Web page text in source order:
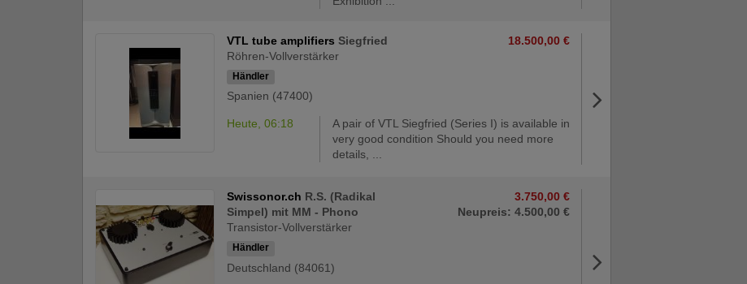
VTL tube amplifiersSiegfried
Röhren-Vollverstärker
Händler
Spanien (47400)
18.500,00 €
Heute, 06:18
A pair of VTL Siegfried (Series I) is available in
very good condition Should you need more
details, ...
Swissonor.ch R.S. (Radikal
Simpel) mit MM - Phono
Transistor-Vollverstärker
Händler
Deutschland (84061)
3.750,00 €
Neupreis: 4.500,00 €